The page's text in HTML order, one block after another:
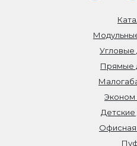
Эконом
Прямые
Угловые